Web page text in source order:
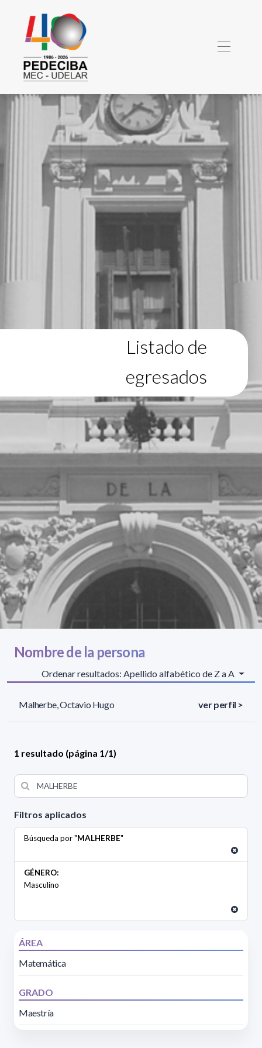
Listado de
egresados
Filtros aplicados
Búsqueda por "MALHERBE"
GÉNERO:
Masculino
ÁREA
Matemática
GRADO
Maestría
Nombre de la persona
Ordenar resultados: Apellido alfabético de Z a A
Malherbe, Octavio Hugo ver perfil >
1 resultado (página 1/1)